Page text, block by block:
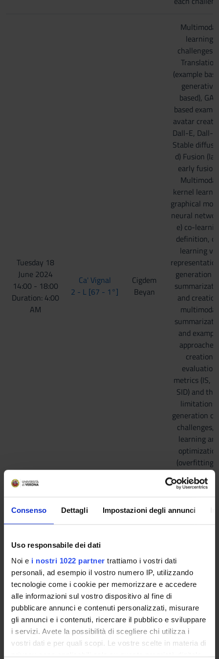
Consenso Dettagli Impostazioni degli annunci
Uso responsabile dei dati
Noi e i nostri 1022 partner trattiamo i vostri dati
personali, ad esempio il vostro numero IP, utilizzando
tecnologie come i cookie per memorizzare e accedere
alle informazioni sul vostro dispositivo al fine di
pubblicare annunci e contenuti personalizzati, misurare
gli annunci e i contenuti, ricercare il pubblico e sviluppare
i servizi. Avete la possibilità di scegliere chi utilizza i
vostri dati e per quali scopi. Le vostre scelte in materia di
privacy sono applicabili solo su questa proprietà digitale
Tuesday 18
June 2024
14:00 - 18:00
Duration: 4:00
AM
Ca' Vignal
2 - L [67 - 1°]
Cigdem
Beyan
Multimodal
learning
challenges:
Translation
(example
generative
based), GAN
based
avatar
Dall-E, Dall-
Stable
d) Fusion
early
Multimodal
kernel
graphical
neural
e) co-
definition,
learning via
generation
and
multimodal
and
approaches,
creation
evaluation
metrics (IS,
SID) and
limitations,
generation
challenges,
learning
(overfitting
ratio),
blending, h)
modality
fairness,
Intro to
The
Social
Processing,